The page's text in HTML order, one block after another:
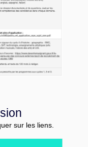
sur les liens.